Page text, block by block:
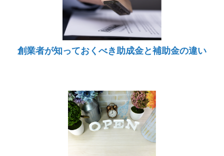
創業者が知っておくべき助成金と補助金の違い